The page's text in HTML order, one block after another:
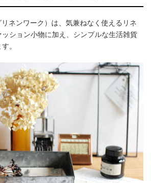
ネンワーク）は、気兼ねなく使えるリネ
ション小物に加え、シンプルな生活雑貨
。